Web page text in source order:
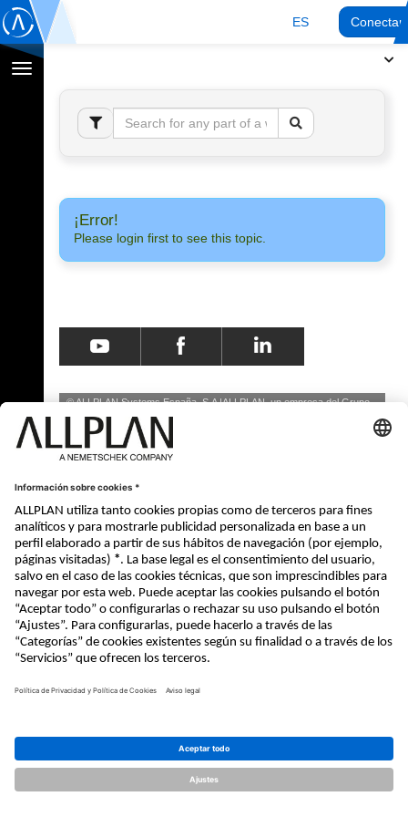
ES
Cambiar
navegación
¡Error!
Please login first to see this topic.
© ALLPLAN Systems España, S.A ALLPLAN, un empresa delGrupo
Nemetschek